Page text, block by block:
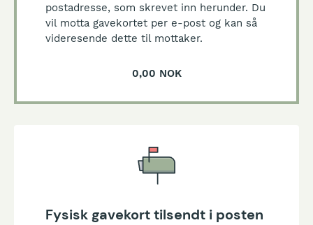
postadresse, som skrevet inn herunder. Du
vil motta gavekortet per e-post og kan så
videresende dette til mottaker.
0,00 NOK
Fysisk gavekort tilsendt i posten